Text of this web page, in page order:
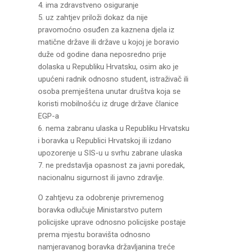
4. ima zdravstveno osiguranje
5. uz zahtjev priloži dokaz da nije
pravomoćno osuđen za kaznena djela iz
matične države ili države u kojoj je boravio
duže od godine dana neposredno prije
dolaska u Republiku Hrvatsku, osim ako je
upućeni radnik odnosno student, istraživač ili
osoba premještena unutar društva koja se
koristi mobilnošću iz druge države članice
EGP-a
6. nema zabranu ulaska u Republiku Hrvatsku
i boravka u Republici Hrvatskoj ili izdano
upozorenje u SIS-u u svrhu zabrane ulaska
7. ne predstavlja opasnost za javni poredak,
nacionalnu sigurnost ili javno zdravlje.
O zahtjevu za odobrenje privremenog
boravka odlučuje Ministarstvo putem
policijske uprave odnosno policijske postaje
prema mjestu boravišta odnosno
namjeravanog boravka državljanina treće